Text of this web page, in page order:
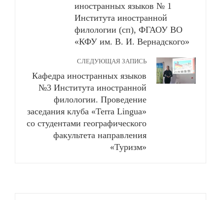
иностранных языков № 1
Института иностранной
филологии (сп), ФГАОУ ВО
«КФУ им. В. И. Вернадского»
СЛЕДУЮЩАЯ ЗАПИСЬ
Кафедра иностранных языков
№3 Института иностранной
филологии. Проведение
заседания клуба «Terra Lingua»
со студентами географического
факультета направления
«Туризм»